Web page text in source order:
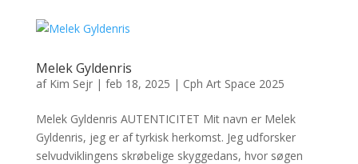
Melek Gyldenris
af Kim Sejr| feb 18, 2025 | Cph Art Space 2025
Melek Gyldenris AUTENTICITET Mit navn er Melek
Gyldenris, jeg er af tyrkisk herkomst. Jeg udforsker
selvudviklingens skrøbelige skyggedans, hvor søgen